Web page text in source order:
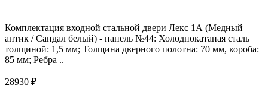
Комплектация входной стальной двери Лекс 1А (Медный
антик / Сандал белый) - панель №44: Холоднокатаная сталь
толщиной: 1,5 мм; Толщина дверного полотна: 70 мм, короба:
85 мм; Ребра ..
28930 ₽